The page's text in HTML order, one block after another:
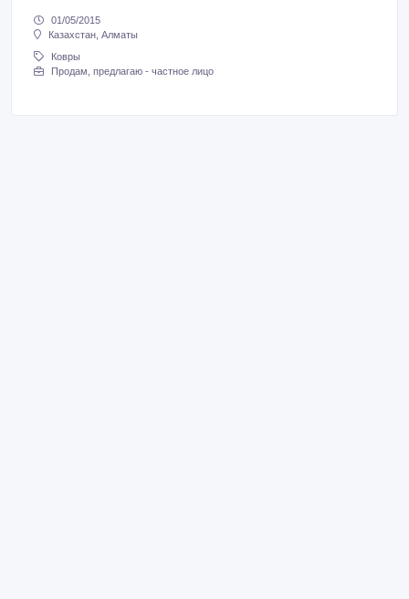
01/05/2015
Казахстан, Алматы
Ковры
Продам, предлагаю - частное лицо